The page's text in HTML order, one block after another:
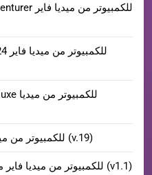
تحميل لعبة Downhill للكمبيوتر من ميديا فاير (v.19)
تحميل لعبة Ghost Rider للكمبيوتر من ميديا فاير مجاناً (v1.1)